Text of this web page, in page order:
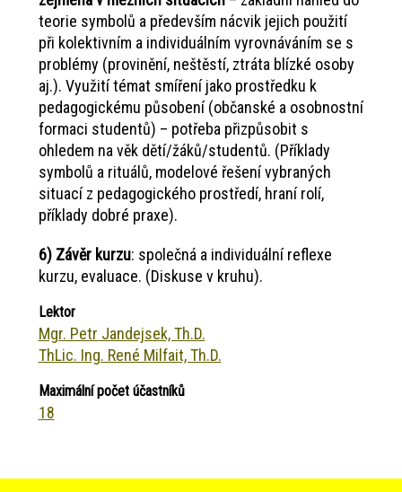
teorie symbolů a především nácvik jejich použití
při kolektivním a individuálním vyrovnáváním se s
problémy (provinění, neštěstí, ztráta blízké osoby
aj.). Využití témat smíření jako prostředku k
pedagogickému působení (občanské a osobnostní
formaci studentů) – potřeba přizpůsobit s
ohledem na věk dětí/žáků/studentů. (Příklady
symbolů a rituálů, modelové řešení vybraných
situací z pedagogického prostředí, hraní rolí,
příklady dobré praxe).
6) Závěr kurzu: společná a individuální reflexe
kurzu, evaluace. (Diskuse v kruhu).
Lektor
Mgr. Petr Jandejsek, Th.D.
ThLic. Ing. René Milfait, Th.D.
Maximální počet účastníků
18